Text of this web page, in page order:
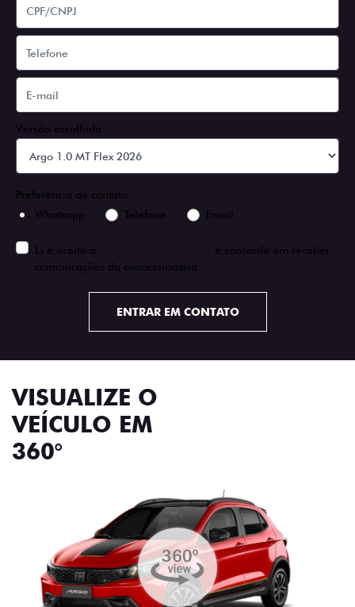
Versão escolhida
Preferência de contato:
Whatsapp
Telefone Email
Li e aceito a
e concordo em receber
comunicações da concessionária.
ENTRAR EM CONTATO
VISUALIZE O
VEÍCULO EM
360°